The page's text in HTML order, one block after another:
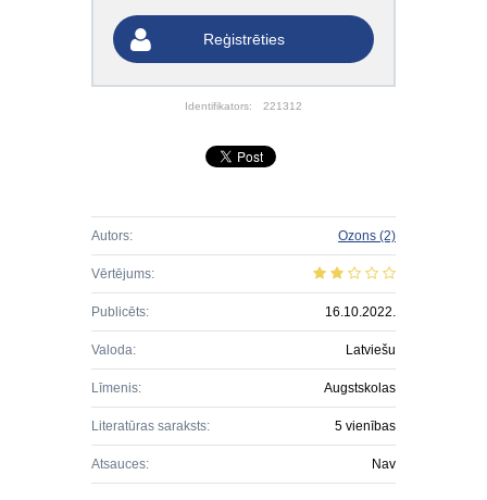
Reģistrēties
Identifikators: 221312
Autors: Ozons (2)
Vērtējums:
Publicēts: 16.10.2022.
Valoda: Latviešu
Līmenis: Augstskolas
Literatūras saraksts: 5 vienības
Atsauces: Nav